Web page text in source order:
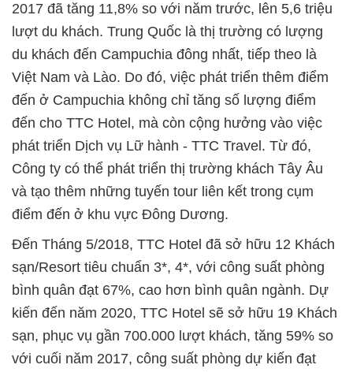
2017 đã tăng 11,8% so với năm trước, lên 5,6 triệu
lượt du khách. Trung Quốc là thị trường có lượng
du khách đến Campuchia đông nhất, tiếp theo là
Việt Nam và Lào. Do đó, việc phát triển thêm điểm
đến ở Campuchia không chỉ tăng số lượng điểm
đến cho TTC Hotel, mà còn cộng hưởng vào việc
phát triển Dịch vụ Lữ hành - TTC Travel. Từ đó,
Công ty có thể phát triển thị trường khách Tây Âu
và tạo thêm những tuyến tour liên kết trong cụm
điểm đến ở khu vực Đông Dương.
Đến Tháng 5/2018, TTC Hotel đã sở hữu 12 Khách
sạn/Resort tiêu chuẩn 3*, 4*, với công suất phòng
bình quân đạt 67%, cao hơn bình quân ngành. Dự
kiến đến năm 2020, TTC Hotel sẽ sở hữu 19 Khách
sạn, phục vụ gần 700.000 lượt khách, tăng 59% so
với cuối năm 2017, công suất phòng dự kiến đạt